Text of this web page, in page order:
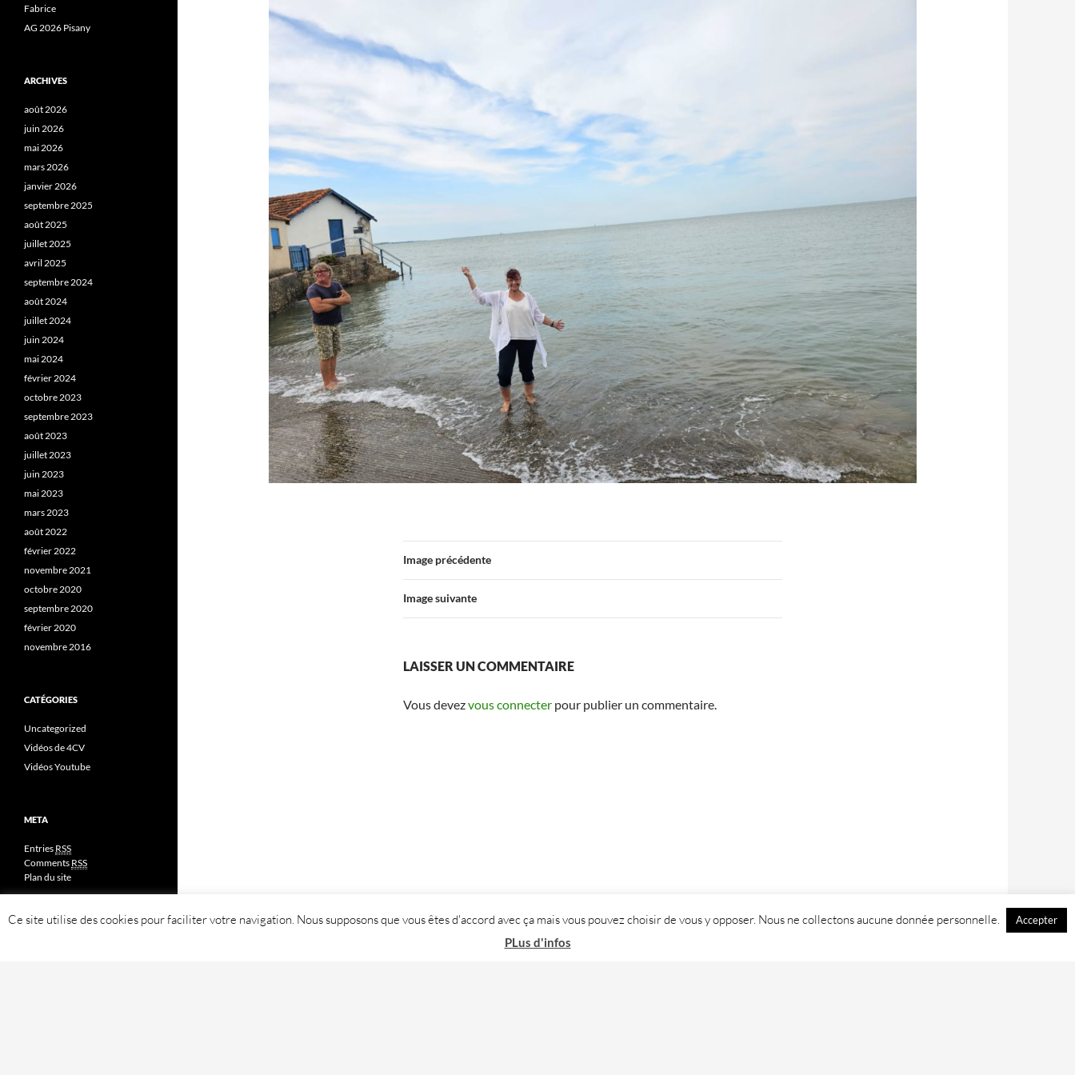
Image précédente
Image suivante
LAISSER UN COMMENTAIRE
Vous devezvous connecter pour publier un commentaire.
Fabrice
AG 2026 Pisany
ARCHIVES
août 2026
juin 2026
mai 2026
mars 2026
janvier 2026
septembre 2025
août 2025
juillet 2025
avril 2025
septembre 2024
août 2024
juillet 2024
juin 2024
mai 2024
février 2024
octobre 2023
septembre 2023
août 2023
juillet 2023
juin 2023
mai 2023
mars 2023
août 2022
février 2022
novembre 2021
octobre 2020
septembre 2020
février 2020
novembre 2016
CATÉGORIES
Uncategorized
Vidéos de 4CV
Vidéos Youtube
META
Entries RSS
Comments RSS
Plan du site
Ce site utilise des cookies pour faciliter votre navigation. Nous supposons que vous êtes d'accord avec ça mais vous pouvez choisir de vous y opposer. Nous ne collectons aucune donnée personnelle. Accepter
PLus d'infos